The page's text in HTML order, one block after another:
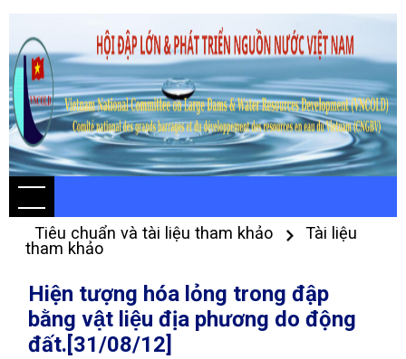
Tiêu chuẩn và tài liệu tham khảo
Tài liệu
tham khảo
Hiện tượng hóa lỏng trong đập
bằng vật liệu địa phương do động
đất.[31/08/12]